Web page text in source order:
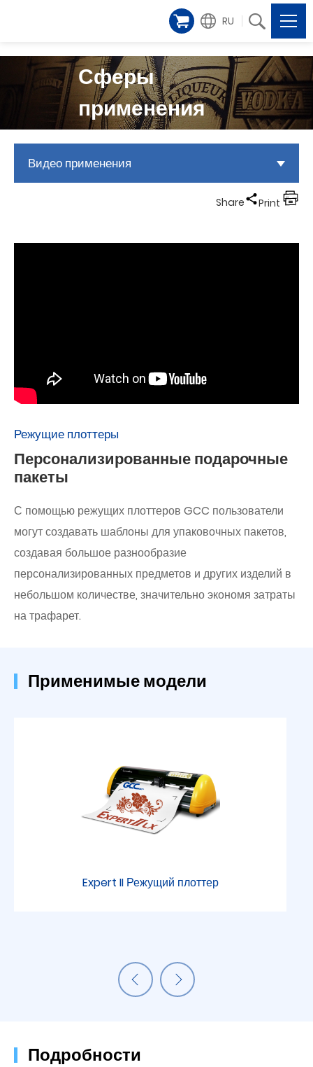
RU
Сферы
применения
Видео применения
Share Print
Режущие плоттеры
Персонализированные подарочные
пакеты
С помощью режущих плоттеров GCC пользователи
могут создавать шаблоны для упаковочных пакетов,
создавая большое разнообразие
персонализированных предметов и других изделий в
небольшом количестве, значительно экономя затраты
на трафарет.
Применимые модели
Expert II Режущий плоттер
Подробности